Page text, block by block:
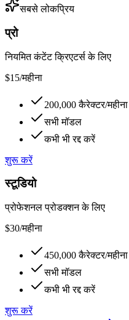
सबसे लोकप्रिय
प्रो
नियमित कंटेंट क्रिएटर्स के लिए
$15/महीना
200,000 कैरेक्टर/महीना
सभी मॉडल
कभी भी रद्द करें
शुरू करें
स्टूडियो
प्रोफेशनल प्रोडक्शन के लिए
$30/महीना
450,000 कैरेक्टर/महीना
सभी मॉडल
कभी भी रद्द करें
शुरू करें